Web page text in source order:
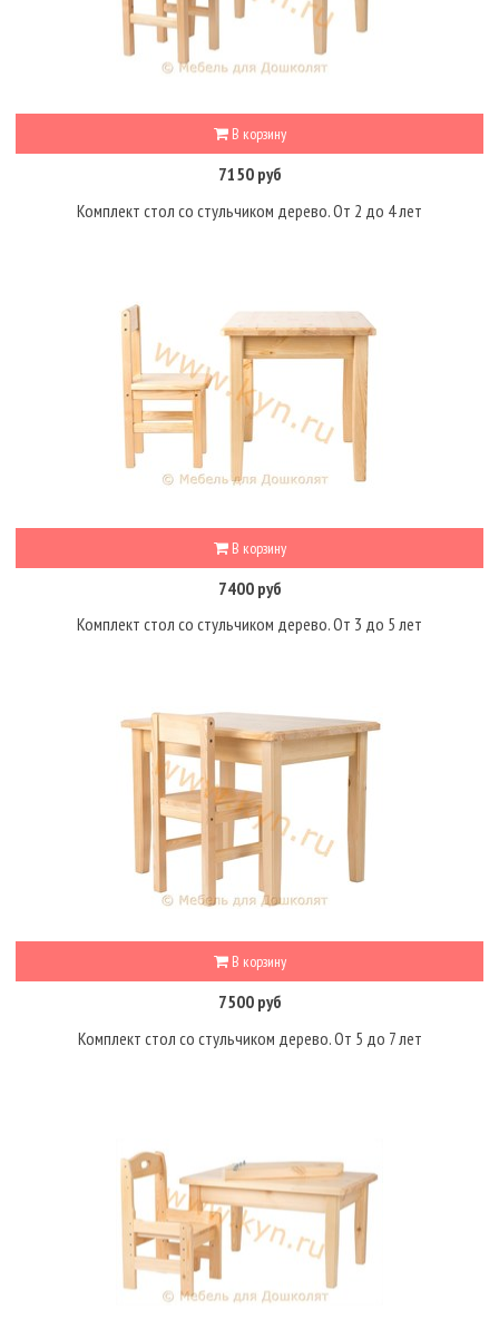
В корзину
7150 руб
Комплект стол со стульчиком дерево. От 2 до 4 лет
В корзину
7400 руб
Комплект стол со стульчиком дерево. От 3 до 5 лет
В корзину
7500 руб
Комплект стол со стульчиком дерево. От 5 до 7 лет